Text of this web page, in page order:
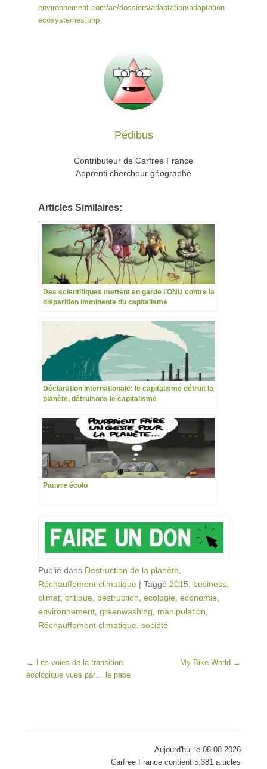
environnement.com/ae/dossiers/adaptation/adaptation-
ecosystemes.php
Pédibus
Contributeur de Carfree France
Apprenti chercheur géographe
Articles Similaires:
Des scientifiques mettent en garde l’ONU contre la
disparition imminente du capitalisme
Déclaration internationale: le capitalisme détruit la
planète, détruisons le capitalisme
Pauvre écolo
Publié dans Destruction de la planète
Réchauffement climatique | Taggé 2015 business
climat critique destruction écologie économie
environnement greenwashing manipulation
Réchauffement climatique société
Post navigation
← Les voies de la transition
écologique vues par… le pape
My Bike World →
Aujourd'hui le 08-08-2026
Carfree France contient 5,381 articles